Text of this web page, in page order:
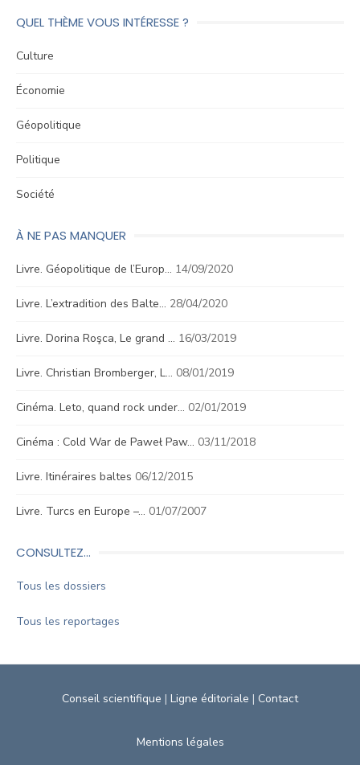
QUEL THÈME VOUS INTÉRESSE ?
Culture
Économie
Géopolitique
Politique
Société
À NE PAS MANQUER
Livre. Géopolitique de l’Europ… 14/09/2020
Livre. L’extradition des Balte… 28/04/2020
Livre. Dorina Roşca, Le grand … 16/03/2019
Livre. Christian Bromberger, L… 08/01/2019
Cinéma. Leto, quand rock under… 02/01/2019
Cinéma : Cold War de Paweł Paw… 03/11/2018
Livre. Itinéraires baltes 06/12/2015
Livre. Turcs en Europe –… 01/07/2007
CONSULTEZ…
Tous les dossiers
Tous les reportages
Conseil scientifique | Ligne éditoriale | Contact
Mentions légales